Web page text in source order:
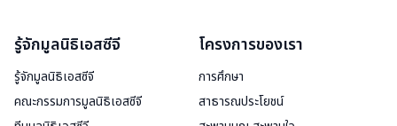
รู้จักมูลนิธิเอสซีจี
รู้จักมูลนิธิเอสซีจี
คณะกรรมการมูลนิธิเอสซีจี
โครงการของเรา
การศึกษา
สาธารณประโยชน์